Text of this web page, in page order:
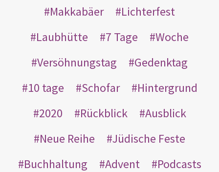
Makkabäer
Lichterfest
Laubhütte
7 Tage
Woche
Versöhnungstag
Gedenktag
10 tage
Schofar
Hintergrund
2020
Rückblick
Ausblick
Neue Reihe
Jüdische Feste
Buchhaltung
Advent
Podcasts